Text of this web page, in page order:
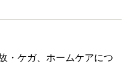
・ケガ、ホームケアにつ